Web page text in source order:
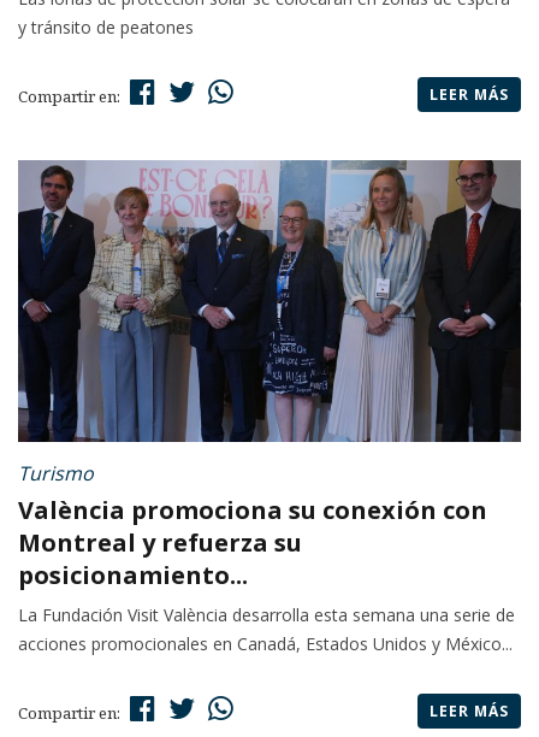
y tránsito de peatones
Compartir en: LEER MÁS
Turismo
València promociona su conexión con
Montreal y refuerza su
posicionamiento...
La Fundación Visit València desarrolla esta semana una serie de
acciones promocionales en Canadá, Estados Unidos y México...
Compartir en: LEER MÁS